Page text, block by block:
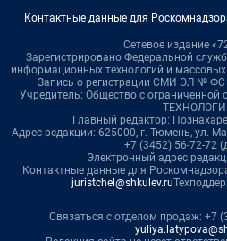
Контактные данные для
Сетевое издание
Зарегистрировано Федеральной
информационных технологий и
Запись о регистрации СМИ ЭЛ № ФС
Учредитель: Общество с
Главный редактор:
Адрес редакции: 625000, г. Тюмень, ул.
+7 (3452) 56-72-72
Электронный адрес
Контактные данные для
juristchel@shkulev.ru
Связаться с отделом продаж: +7